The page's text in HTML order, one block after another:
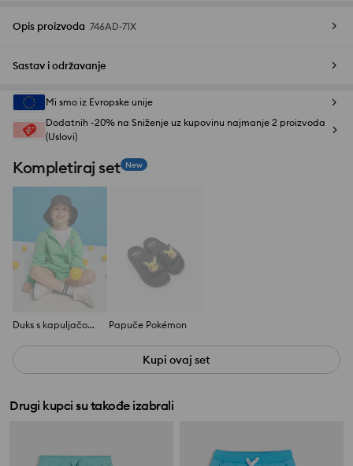
Opis proizvoda 746AD-71X
Sastav i održavanje
Mi smo iz Evropske unije
Dodatnih -20% na Sniženje uz kupovinu najmanje 2 proizvoda
(Uslovi)
Kompletiraj set New
Duks s kapuljačom Pokemon Papuče Pokémon
Kupi ovaj set
Drugi kupci su takođe izabrali